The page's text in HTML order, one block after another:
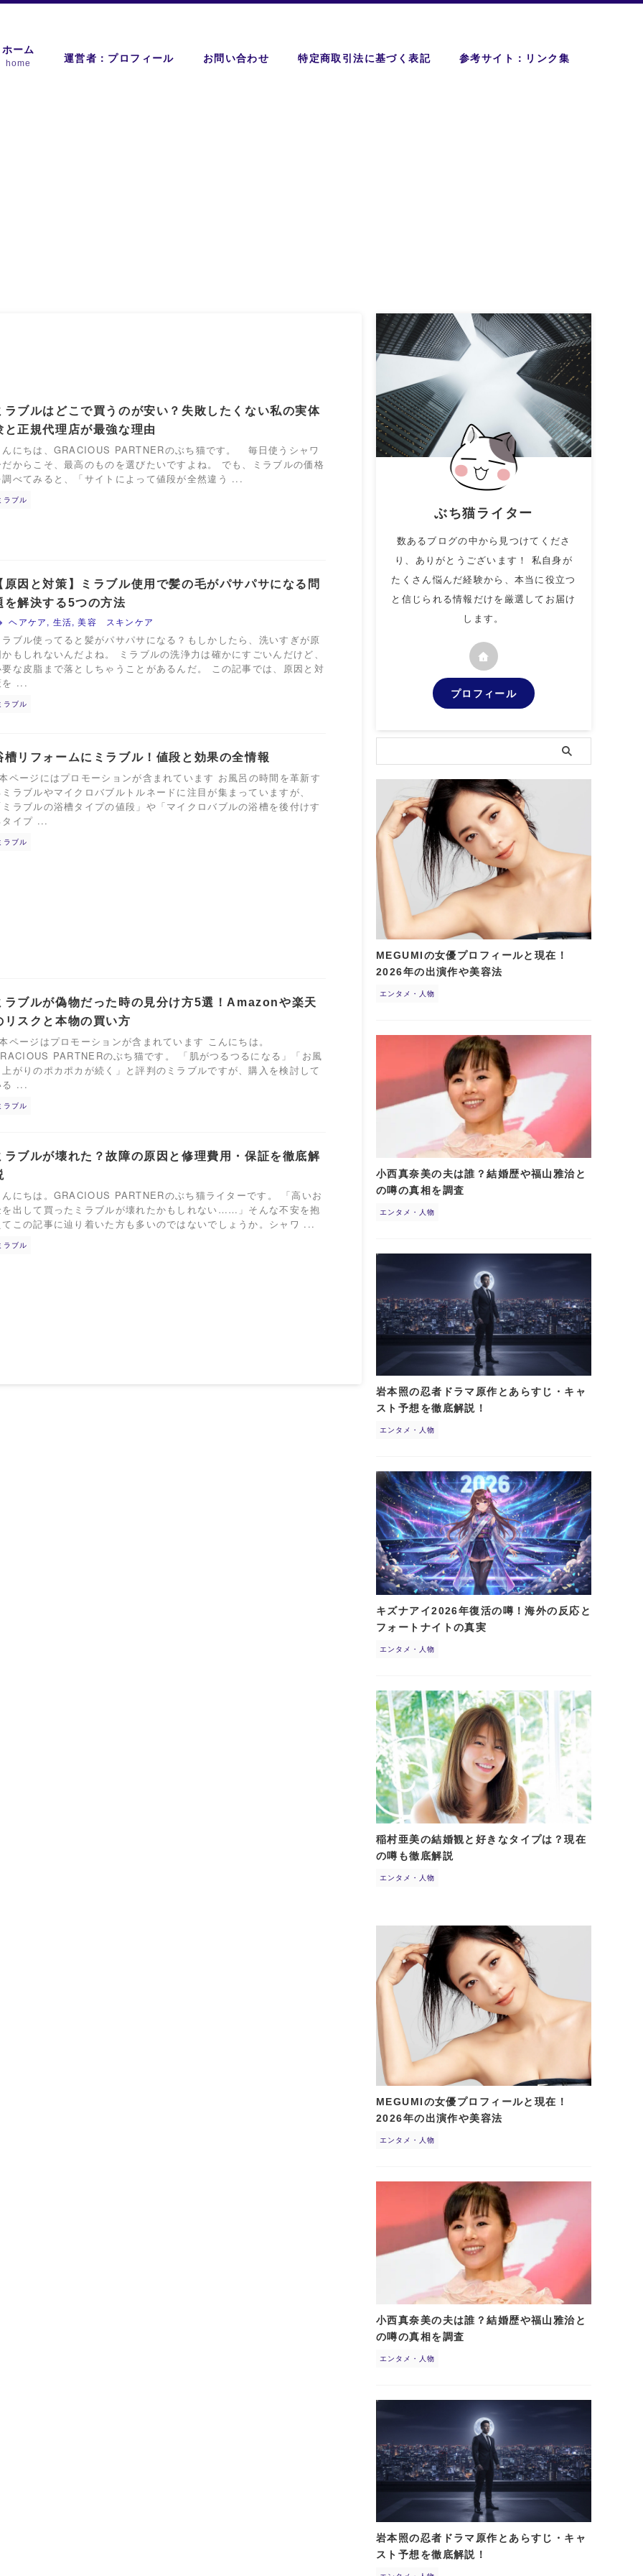
ホーム
home 運営者：プロフィール お問い合わせ 特定商取引法に基づく表記 参考サイト：リンク集
ラブルはどこで買うのが安い？失敗したくない私の実体
と正規代理店が最強な理由
んにちは、GRACIOUS PARTNERのぶち猫です。 毎日使うシャワ
だからこそ、最高のものを選びたいですよね。 でも、ミラブルの価格
調べてみると、「サイトによって値段が全然違う ...
ラブル
原因と対策】ミラブル使用で髪の毛がパサパサになる問
を解決する5つの方法
ヘアケア, 生活,美容 スキンケア
ラブル使ってると髪がパサパサになる？もしかしたら、洗いすぎが原
もしれないんだよね。 ミラブルの洗浄力は確かにすごいんだけど、
要な皮脂まで落としちゃうことがあるんだ。 この記事では、原因と対
を ...
ラブル
槽リフォームにミラブル！値段と効果の全情報
ページにはプロモーションが含まれています お風呂の時間を革新す
ラブルやマイクロバブルトルネードに注目が集まっていますが、
ミラブルの浴槽タイプの値段」や「マイクロバブルの浴槽を後付けす
タイプ ...
ラブル
ラブルが偽物だった時の見分け方5選！Amazonや楽天
リスクと本物の買い方
ページはプロモーションが含まれています こんにちは。
PARTNERのぶち猫です。 「肌がつるつるになる」「お風
上がりのポカポカが続く」と評判のミラブルですが、購入を検討して
る ...
ラブル
ラブルが壊れた？故障の原因と修理費用・保証を徹底解
んにちは。GRACIOUS PARTNERのぶち猫ライターです。 「高いお
を出して買ったミラブルが壊れたかもしれない……」そんな不安を抱
てこの記事に辿り着いた方も多いのではないでしょうか。シャワ ...
ラブル
ぶち猫ライター
数あるブログの中から見つけてくださ
り、ありがとうございます！ 私自身が
たくさん悩んだ経験から、本当に役立つ
と信じられる情報だけを厳選してお届け
します。
プロフィール
MEGUMIの女優プロフィールと現在！
2026年の出演作や美容法
エンタメ・人物
小西真奈美の夫は誰？結婚歴や福山雅治と
の噂の真相を調査
エンタメ・人物
岩本照の忍者ドラマ原作とあらすじ・キャ
スト予想を徹底解説！
エンタメ・人物
キズナアイ2026年復活の噂！海外の反応と
フォートナイトの真実
エンタメ・人物
稲村亜美の結婚観と好きなタイプは？現在
の噂も徹底解説
エンタメ・人物
MEGUMIの女優プロフィールと現在！
2026年の出演作や美容法
エンタメ・人物
小西真奈美の夫は誰？結婚歴や福山雅治と
の噂の真相を調査
エンタメ・人物
岩本照の忍者ドラマ原作とあらすじ・キャ
スト予想を徹底解説！